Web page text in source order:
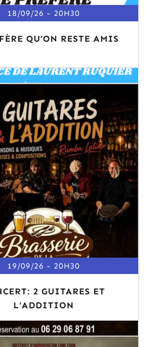
18/09/26 20H30
QU’ON RESTE AMIS
19/09/26 20H30
2 GUITARES ET
L’ADDITION